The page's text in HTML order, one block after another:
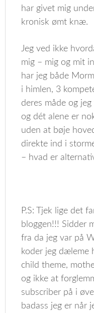
har givet mig
kronisk ømt knæ.
Jeg ved ikke
mig – mig og mit
har jeg både
i himlen, 3
deres måde og
og dét alene er
uden at bøje
direkte ind i
– hvad er
P.S: Tjek lige det
bloggen!!! Sidder
fra da jeg var på
koder jeg dæleme
child theme,
og ikke at
subscriber på i
badass jeg er når